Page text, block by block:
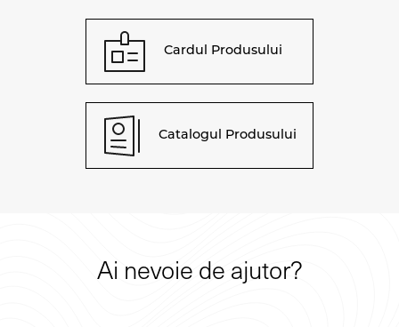
Cardul Produsului
Catalogul Produsului
Ai nevoie de ajutor?